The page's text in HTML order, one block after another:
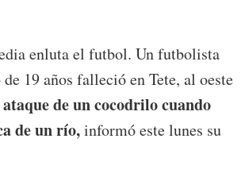
enluta el futbol. Un futbolista
19 años falleció en Tete, al oeste
de un cocodrilo cuando
de un río,informó este lunes su